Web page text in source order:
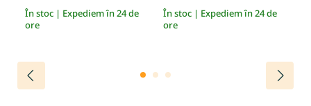
În stoc | Expediem în 24 de
ore
În stoc | Expediem în 24 de
ore